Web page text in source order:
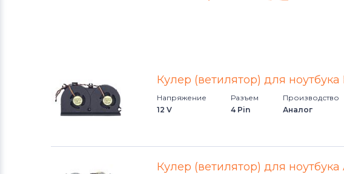
KFTYR iRu
Кулер (ветилятор) для
Напряжение
12 V
Разъем
4 Pin
Производство
Аналог
Кулер (ветилятор) для